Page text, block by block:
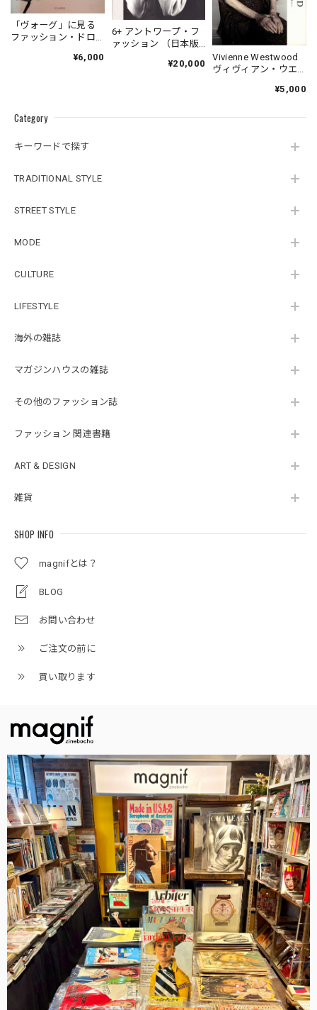
Category
キーワードで探す
TRADITIONAL STYLE
STREET STYLE
MODE
CULTURE
LIFESTYLE
海外の雑誌
マガジンハウスの雑誌
その他のファッション誌
ファッション 関連書籍
ART & DESIGN
雑貨
SHOP INFO
magnifとは？
BLOG
お問い合わせ
ご注文の前に
買い取ります
「ヴォーグ」に見る
ファッション・ドロ
¥6,000
6+ アントワープ・フ
ァッション （日本版
¥20,000
Vivienne Westwood
ヴィヴィアン・ウエ
¥5,000